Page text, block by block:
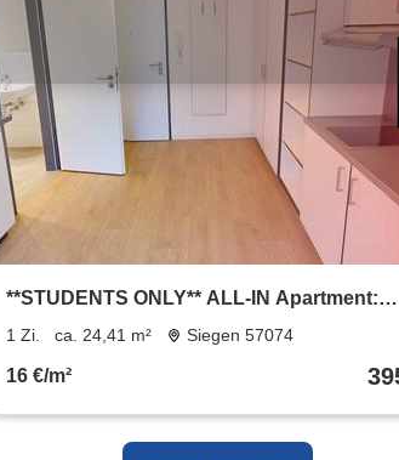
**STUDENTS ONLY** ALL-IN Apartment:
Möbliert mit EBK, Bad und vielen Extras im
1 Zi. ca. 24,41 m² Siegen 57074
16 €/m²